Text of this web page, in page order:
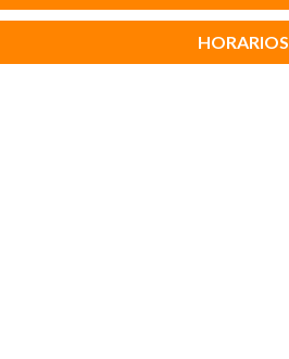
HORARIOS